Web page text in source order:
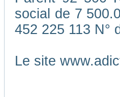
social de 7
452 225 113 N°
Le site